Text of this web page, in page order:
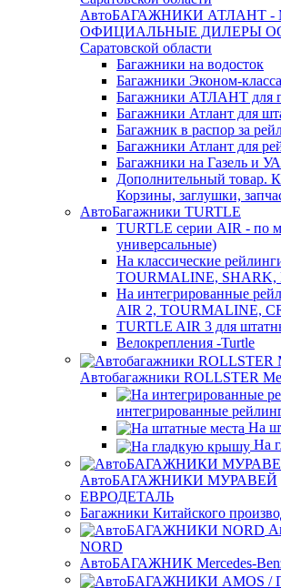
АвтоБАГАЖНИКИ АТЛАНТ
ОФИЦИАЛЬНЫЕ ДИЛЕРЫ
Саратовской области
Багажники на водосток
Багажники Эконом-
Багажники АТЛАНТ для
Багажники Атлант для
Багажник в распор за
Багажники Атлант для
Багажники на Газель и
Дополнительный товар.
Корзины, заглушки,
АвтоБагажники TURTLE
TURTLE серии AIR - по
универсальные)
На классические
TOURMALINE,
На интегрированные
AIR 2, TOURMALINE,
TURTLE AIR 3 для
Велокрепления -Turtle
Автобагажники ROLLSTER
интегрированные
На
На
АвтоБАГАЖНИКИ МУРАВЕЙ
ЕВРОДЕТАЛЬ
Багажники Китайского
NORD
АвтоБАГАЖНИК Mercedes-